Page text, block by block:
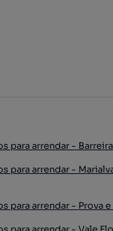
para arrendar - Barreira
para arrendar -
para arrendar - Prova